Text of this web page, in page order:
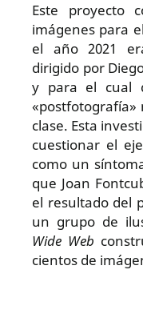
Este proyecto
imágenes para
el año 2021
dirigido por
y para el cual
clase. Esta
cuestionar el
como un
que Joan
el resultado del
un grupo de
Wide Web
cientos de